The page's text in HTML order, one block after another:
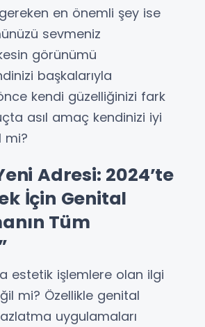
en önemli şey ise
sevmeniz
görünümü
başkalarıyla
kendi güzelliğinizi fark
asıl amaç kendinizi iyi
mi?
Adresi: 2024’te
İçin Genital
Tüm
estetik işlemlere olan ilgi
mi? Özellikle genital
uygulamaları